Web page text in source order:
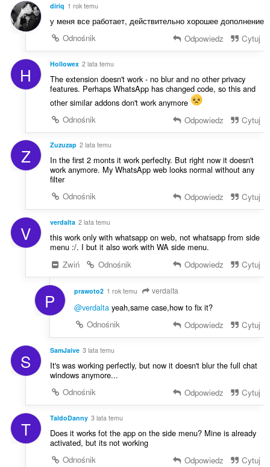
:
diriq 1 rok temu
у меня все работает, действительно хорошее дополнение
Odnośnik
Odpowiedz Cytuj
H Hollowex 2 lata temu
The extension doesn't work - no blur and no other privacy
features. Perhaps WhatsApp has changed code, so this and
other similar addons don't work anymore
Odnośnik
Odpowiedz Cytuj
Z Zuzuzap 2 lata temu
In the first 2 monts it work perfeclty. But right now it doesn't
work anymore. My WhatsApp web looks normal without any
filter
Odnośnik
Odpowiedz Cytuj
V verdalta 2 lata temu
this work only with whatsapp on web, not whatsapp from side
menu :/. I but it also work with WA side menu.
Zwiń
Odnośnik Odpowiedz Cytuj
P prawoto2 1 rok temu verdalta
@verdaltayeah,same case,how to fix it?
Odnośnik
Odpowiedz Cytuj
S SamJaive 3 lata temu
It's was working perfectly, but now it doesn't blur the full chat
windows anymore...
Odnośnik
Odpowiedz Cytuj
T TaldoDanny 3 lata temu
Does it works fot the app on the side menu? Mine is already
activated, but its not working
Odnośnik
Odpowiedz Cytuj